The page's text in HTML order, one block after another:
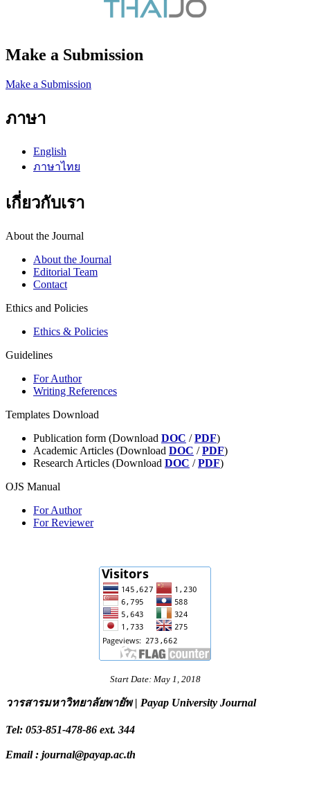
Make a Submission
Make a Submission
ภาษา
English
ภาษาไทย
เกี่ยวกับเรา
About the Journal
About the Journal
Editorial Team
Contact
Ethics and Policies
Ethics & Policies
Guidelines
For Author
Writing References
Templates Download
Publication form (Download DOC /PDF)
Academic Articles (Download DOC /PDF)
Research Articles (Download DOC /PDF)
OJS Manual
For Author
For Reviewer
Start Date: May 1, 2018
วารสารมหาวิทยาลัยพายัพ | Payap University Journal
Tel: 053-851-478-86 ext. 344
Email : journal@payap.ac.th